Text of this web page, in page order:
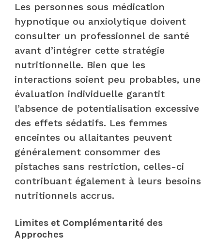
Les personnes sous médication
hypnotique ou anxiolytique doivent
consulter un professionnel de santé
avant d’intégrer cette stratégie
nutritionnelle. Bien que les
interactions soient peu probables, une
évaluation individuelle garantit
l’absence de potentialisation excessive
des effets sédatifs. Les femmes
enceintes ou allaitantes peuvent
généralement consommer des
pistaches sans restriction, celles-ci
contribuant également à leurs besoins
nutritionnels accrus.
Limites et Complémentarité des
Approches